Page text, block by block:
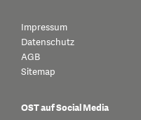
Impressum
Datenschutz
AGB
Sitemap
OST auf Social Media